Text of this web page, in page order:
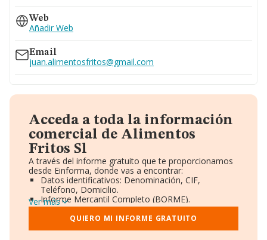
Web
Añadir Web
Email
juan.alimentosfritos@gmail.com
Acceda a toda la información
comercial de Alimentos
Fritos Sl
A través del informe gratuito que te proporcionamos
desde Einforma, donde vas a encontrar:
Datos identificativos: Denominación, CIF,
Teléfono, Domicilio.
Informe Mercantil Completo (BORME).
Gráficos de Evolución Ventas y Empleados.
Consejo de Administración y Administradores.
Directivos y Ejecutivos.
Ver más
QUIERO MI INFORME GRATUITO